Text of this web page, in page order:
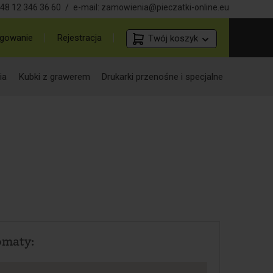
12 346 36 60 / e-mail: zamowienia@pieczatki-online.eu
Rejestracja Twój koszyk
Kubki z grawerem Drukarki przenośne i specjalne